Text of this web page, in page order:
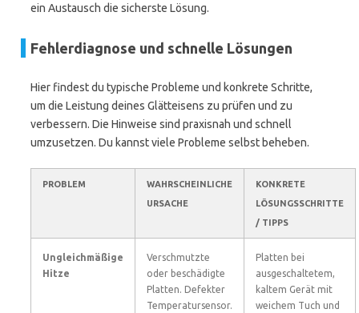
ein Austausch die sicherste Lösung.
Fehlerdiagnose und schnelle Lösungen
Hier findest du typische Probleme und konkrete Schritte,
um die Leistung deines Glätteisens zu prüfen und zu
verbessern. Die Hinweise sind praxisnah und schnell
umzusetzen. Du kannst viele Probleme selbst beheben.
PROBLEM
WAHRSCHEINLICHE
URSACHE
KONKRETE
LÖSUNGSSCHRITTE
/ TIPPS
Ungleichmäßige
Hitze
Verschmutzte
oder beschädigte
Platten. Defekter
Temperatursensor.
Platten bei
ausgeschaltetem,
kaltem Gerät mit
weichem Tuch und